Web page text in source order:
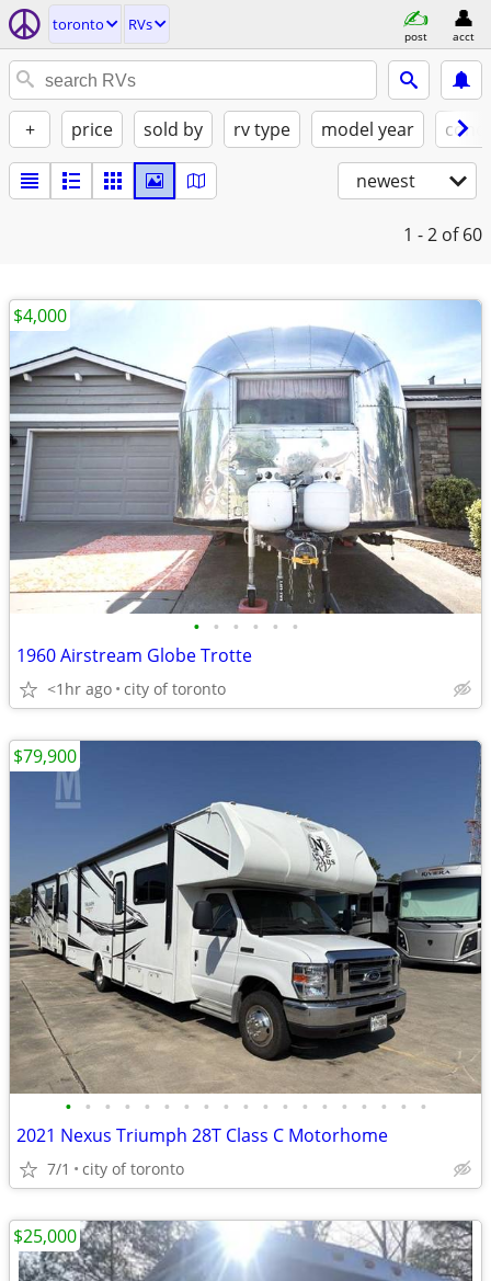
toronto RVs
post acct
+ price sold by rv type model year
newest
1 - 2 of 60
• • • • • •
1960 Airstream Globe Trotte
<1hr ago city of toronto
$4,000
• • • • • • • • • • • • • • • • • • •
2021 Nexus Triumph 28T Class C Motorhome
7/1 city of toronto
$79,900
$25,000